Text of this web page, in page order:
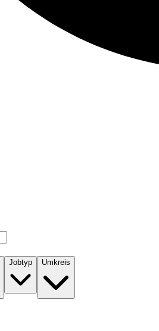
Jobtyp Umkreis